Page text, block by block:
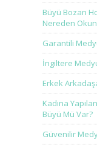
Büyü Bozan
Nereden
Garantili
İngiltere
Erkek
Kadına
Büyü Mü Var?
Güvenilir